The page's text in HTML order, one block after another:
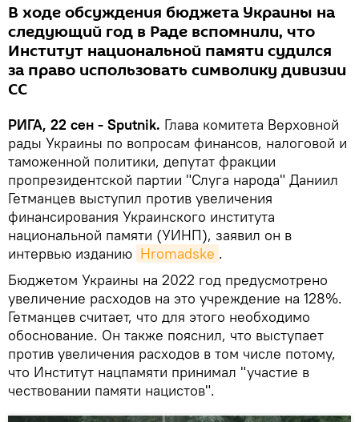
В ходе обсуждения бюджета Украины на
следующий год в Раде вспомнили, что
Институт национальной памяти судился
за право использовать символику дивизии
СС
РИГА, 22 сен - Sputnik. Глава комитета Верховной
рады Украины по вопросам финансов, налоговой и
таможенной политики, депутат фракции
пропрезидентской партии "Слуга народа" Даниил
Гетманцев выступил против увеличения
финансирования Украинского института
национальной памяти (УИНП), заявил он в
интервью изданию Hromadske .
Бюджетом Украины на 2022 год предусмотрено
увеличение расходов на это учреждение на 128%.
Гетманцев считает, что для этого необходимо
обоснование. Он также пояснил, что выступает
против увеличения расходов в том числе потому,
что Институт нацпамяти принимал "участие в
чествовании памяти нацистов".